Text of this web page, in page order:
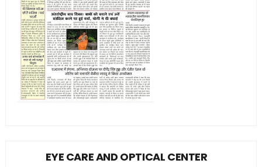
EYE CARE AND OPTICAL CENTER